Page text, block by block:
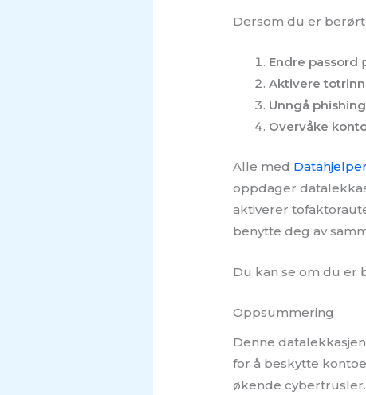
Dersom du er berørt
Endre passord
Aktivere
Unngå phishing
Overvåke
Alle med
oppdager
aktiverer
benytte deg av
Du kan se om du er
Oppsummering
Denne
for å beskytte
økende cybertrusler.